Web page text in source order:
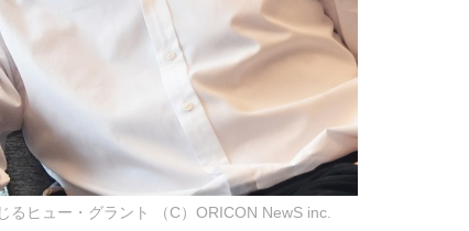
るヒュー・グラント （C）ORICON NewS inc.